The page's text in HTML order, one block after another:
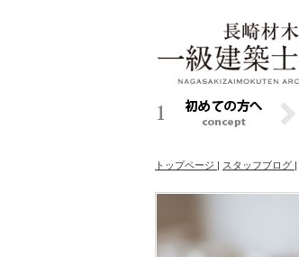
トップページ | スタッフブログ |